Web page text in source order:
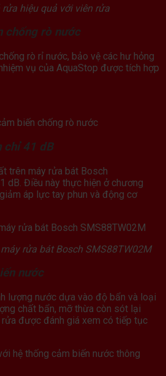
rửa hiệu quả với viên rửa
chống rò nước
rò rỉ nước, bảo vệ các hư hỏng
vụ của AquaStop được tích hợp
chỉ 41 dB
trên máy rửa bát Bosch
dB. Điều này thực hiện ở chương
áp lực tay phun và động cơ
rửa bát Bosch SMS88TW02M
nước
lượng nước dựa vào độ bẩn và loại
chất bẩn, mỡ thừa còn sót lại
được đánh giá xem có tiếp tục